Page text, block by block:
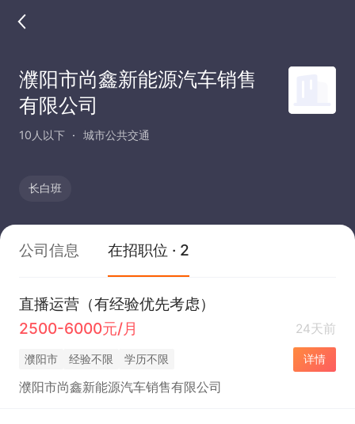
濮阳市尚鑫新能源汽车销售
有限公司
10人以下 城市公共交通
长白班
公司信息 在招职位 · 2
直播运营（有经验优先考虑）
2500-6000元/月
24天前
濮阳市 经验不限 学历不限 详情
濮阳市尚鑫新能源汽车销售有限公司